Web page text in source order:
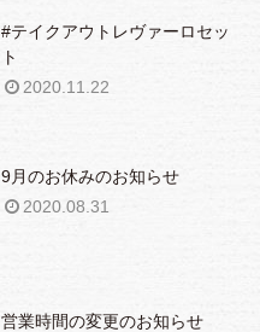
#テイクアウトレヴァーロセッ
ト
2020.11.22
9月のお休みのお知らせ
2020.08.31
営業時間の変更のお知らせ